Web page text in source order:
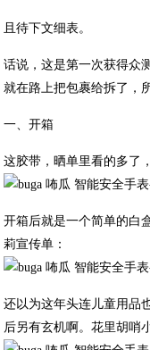
且待下文细表。
话说，这是第一次获得众
就在路上把包裹给拆了，
一、开箱
这胶带，晒单里看的多了
开箱后就是一个简单的白
莉宣传单：
还以为这年头连儿童用品
后另有玄机啊。花里胡哨